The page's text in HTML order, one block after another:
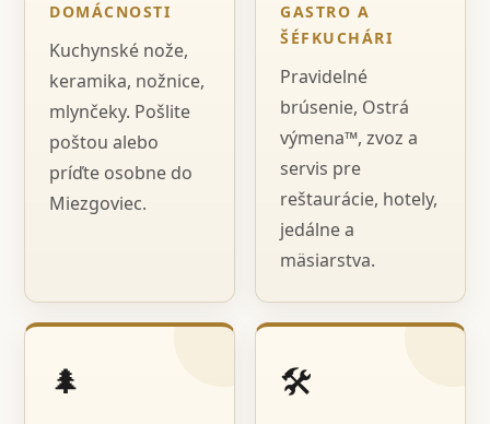
DOMÁCNOSTI
Kuchynské nože,
keramika, nožnice,
mlynčeky. Pošlite
poštou alebo
príďte osobne do
Miezgoviec.
GASTRO A
ŠÉFKUCHÁRI
Pravidelné
brúsenie, Ostrá
výmena™, zvoz a
servis pre
reštaurácie, hotely,
jedálne a
mäsiarstva.
🌲 🛠️